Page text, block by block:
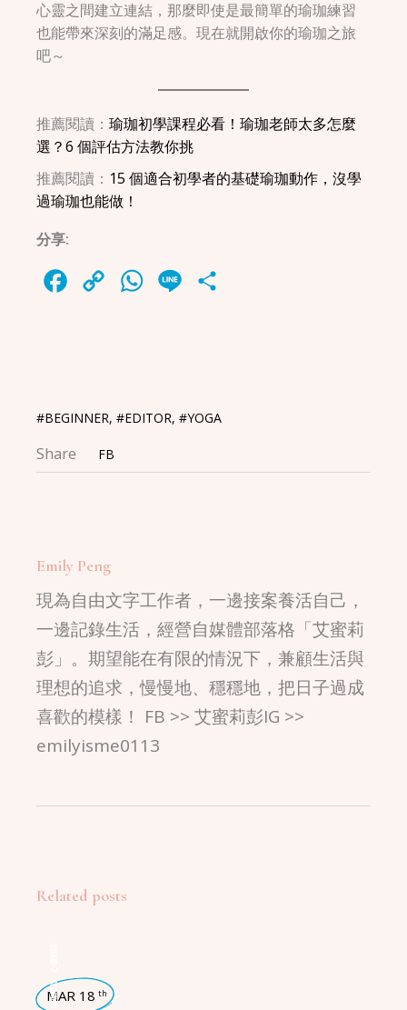
心靈之間建立連結，那麼即使是最簡單的瑜珈練習
也能帶來深刻的滿足感。現在就開啟你的瑜珈之旅
吧～
推薦閱讀：瑜珈初學課程必看！瑜珈老師太多怎麼
選？6 個評估方法教你挑
推薦閱讀： 15 個適合初學者的基礎瑜珈動作，沒學
過瑜珈也能做！
分享:
Facebook
Copy
WhatsApp
Line
#BEGINNER,#EDITOR,#YOGA
Share FB
Emily Peng
現為自由文字工作者，一邊接案養活自己，
一邊記錄生活，經營自媒體部落格「艾蜜莉
彭」。期望能在有限的情況下，兼顧生活與
理想的追求，慢慢地、穩穩地，把日子過成
喜歡的模樣！ FB >> 艾蜜莉彭IG >>
emilyisme0113
Related posts
瑜珈話題
MAR 18 th